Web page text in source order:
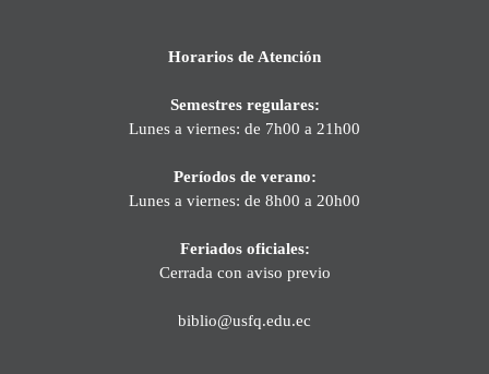
Horarios de Atención
Semestres regulares:
Lunes a viernes: de 7h00 a 21h00
Períodos de verano:
Lunes a viernes: de 8h00 a 20h00
Feriados oficiales:
Cerrada con aviso previo
biblio@usfq.edu.ec